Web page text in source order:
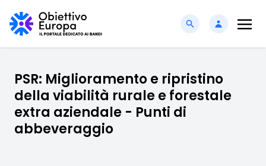
PSR: Miglioramento e ripristino
della viabilità rurale e forestale
extra aziendale - Punti di
abbeveraggio